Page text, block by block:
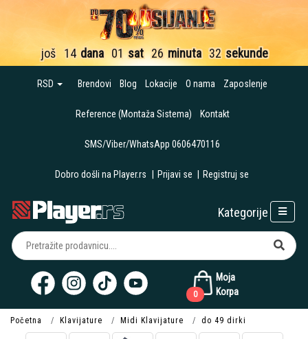
još 14 dana 01 sat 26 minuta 31 sekund
RSD Brendovi Blog Lokacije O nama Zaposlenje
Reference (Montaža Sistema) Kontakt
SMS/Viber/WhatsApp 0606470116
Dobro došli na Player.rs Prijavi se Registruj se
Moja
Korpa
0
Kategorije
Početna Klavijature Midi Klavijature do 49 dirki